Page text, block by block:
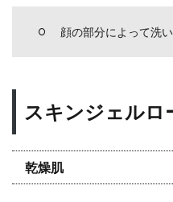
顔の部分によって洗
スキンジェルロ
乾燥肌